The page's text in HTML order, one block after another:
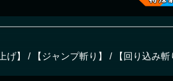
げ】 / 【ジャンプ斬り】 / 【回り込み斬